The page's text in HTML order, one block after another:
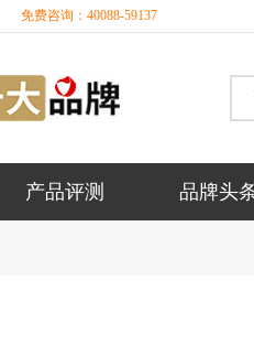
免费咨询：40088-59137
产品评测 品牌头